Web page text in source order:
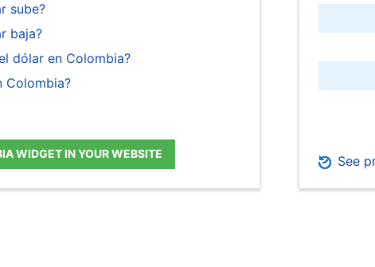
sube?
baja?
dólar en Colombia?
Colombia?
WIDGET IN YOUR WEBSITE See